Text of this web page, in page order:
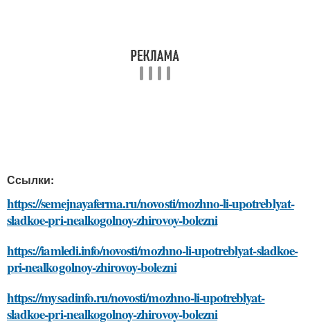
Ссылки:
https://semejnayaferma.ru/novosti/mozhno-li-upotreblyat-
sladkoe-pri-nealkogolnoy-zhirovoy-bolezni
https://iamledi.info/novosti/mozhno-li-upotreblyat-sladkoe-
pri-nealkogolnoy-zhirovoy-bolezni
https://mysadinfo.ru/novosti/mozhno-li-upotreblyat-
sladkoe-pri-nealkogolnoy-zhirovoy-bolezni